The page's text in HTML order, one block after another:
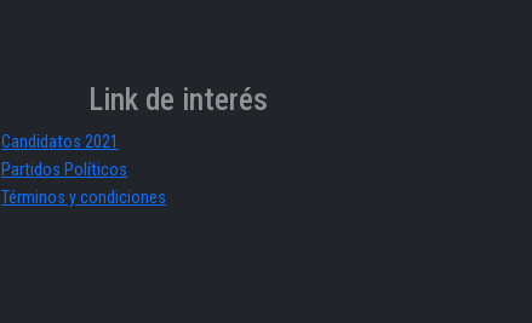
Link de interés
Candidatos 2021
Partidos Políticos
Términos y condiciones